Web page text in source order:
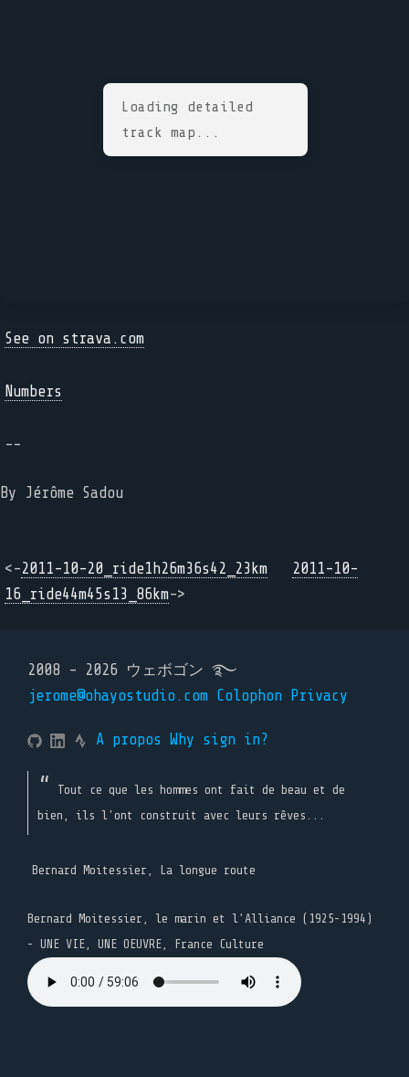
Loading detailed
track map...
See on strava.com
Numbers
--
By Jérôme Sadou
<-2011-10-20_ride1h26m36s42_23km
2011-10-
16_ride44m45s13_86km->
2008 - 2026 ウェボゴン ࿐
jerome@ohayostudio.com Colophon Privacy
A propos Why sign in?
Tout ce que les hommes ont fait de beau et de
bien, ils l'ont construit avec leurs rêves...
Bernard Moitessier, La longue route
Bernard Moitessier, le marin et l’Alliance (1925-1994)
- UNE VIE, UNE OEUVRE, France Culture